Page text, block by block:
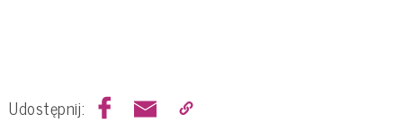
Udostępnij: